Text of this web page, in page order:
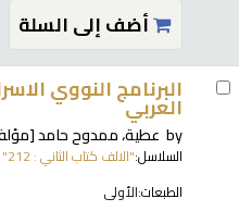
أضف إلى السلة
البرنامج النووي
العربي
by عطية، ممدوح حامد
السلاسل:"الالف كتاب الثاني : 212"
الطبعات:الأولى